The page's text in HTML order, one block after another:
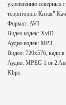
укреплению северных
территорию
Формат: AVI
Видео кодек: XviD
Аудио кодек: MP3
Видео: 720x576,
Аудио: MPEG 1 or 2
Kbps